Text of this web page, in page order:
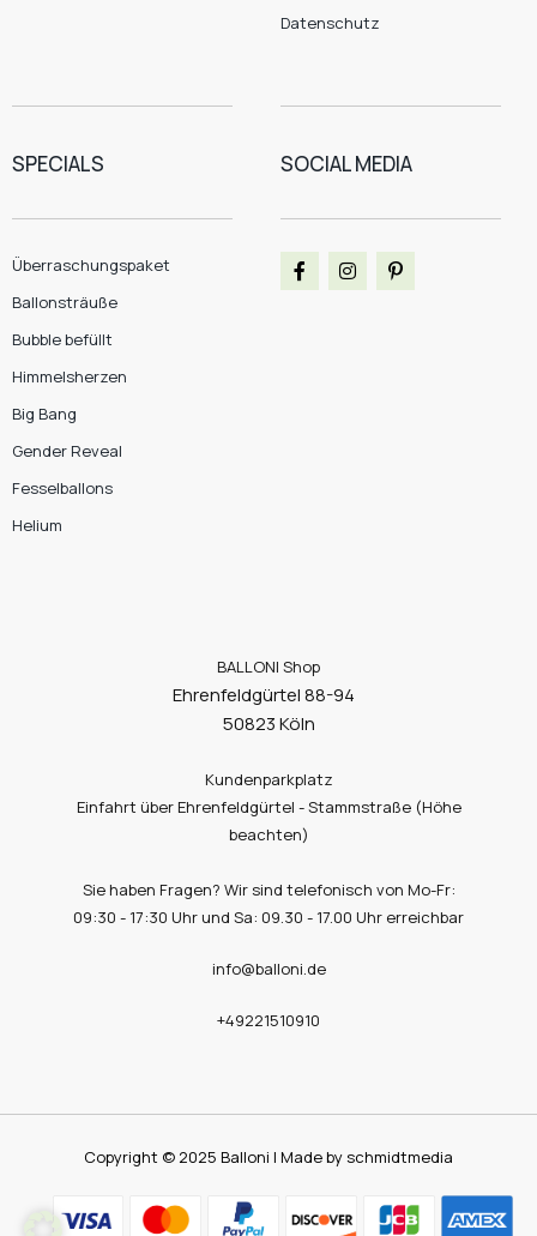
Datenschutz
SPECIALS
Überraschungspaket
Ballonsträuße
Bubble befüllt
Himmelsherzen
Big Bang
Gender Reveal
Fesselballons
Helium
SOCIAL MEDIA
BALLONI Shop
Ehrenfeldgürtel 88-94
50823 Köln
Kundenparkplatz
Einfahrt über Ehrenfeldgürtel - Stammstraße (Höhe
beachten)
Sie haben Fragen? Wir sind telefonisch von Mo-Fr:
09:30 - 17:30 Uhr und Sa: 09.30 - 17.00 Uhr erreichbar
info@balloni.de
+49221510910
Copyright © 2025 Balloni | Made by schmidtmedia